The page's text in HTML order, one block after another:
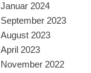
Januar 2024
September 2023
August 2023
April 2023
November 2022